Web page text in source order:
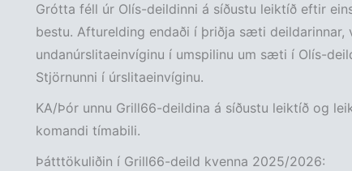
Grótta féll úr Olís-deildinni á síðustu leiktíð eftir
bestu. Afturelding endaði í þriðja sæti deildarinnar,
undanúrslitaeinvíginu í umspilinu um sæti í Olís-
Stjörnunni í úrslitaeinvíginu.
KA/Þór unnu Grill66-deildina á síðustu leiktíð og
komandi tímabili.
Þátttökuliðin í Grill66-deild kvenna 2025/2026: